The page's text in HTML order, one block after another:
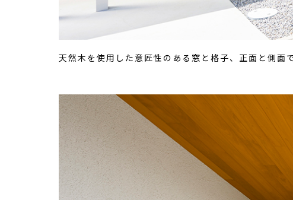
天然木を使用した意匠性のある窓と格子、正面と側面